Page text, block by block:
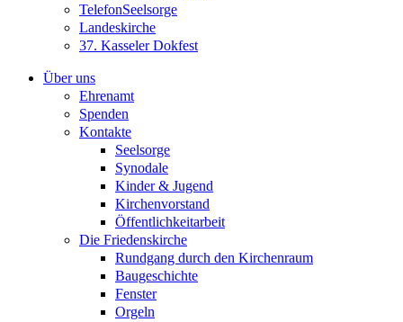
TelefonSeelsorge
Landeskirche
37. Kasseler Dokfest
Über uns
Ehrenamt
Spenden
Kontakte
Seelsorge
Synodale
Kinder & Jugend
Kirchenvorstand
Öffentlichkeitarbeit
Die Friedenskirche
Rundgang durch den Kirchenraum
Baugeschichte
Fenster
Orgeln